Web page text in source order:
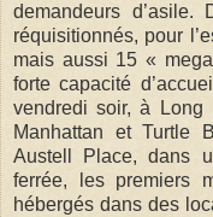
demandeurs
réquisitionnés, pour
mais aussi 15 «
forte capacité
vendredi soir, à
Manhattan et Turtle
Austell Place, dans
ferrée, les premiers
hébergés dans des